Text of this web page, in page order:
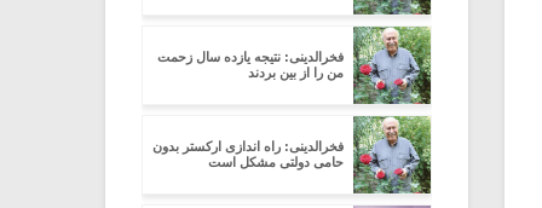
فخرالدینی: نتیجه یازده سال زحمت
من را از بین بردند
فخرالدینی: راه اندازی ارکستر بدون
حامی دولتی مشکل است